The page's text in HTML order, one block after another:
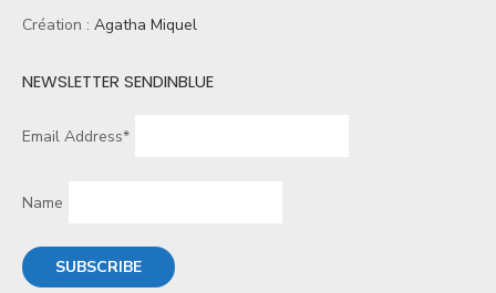
Création : Agatha Miquel
NEWSLETTER SENDINBLUE
Email Address*
Name